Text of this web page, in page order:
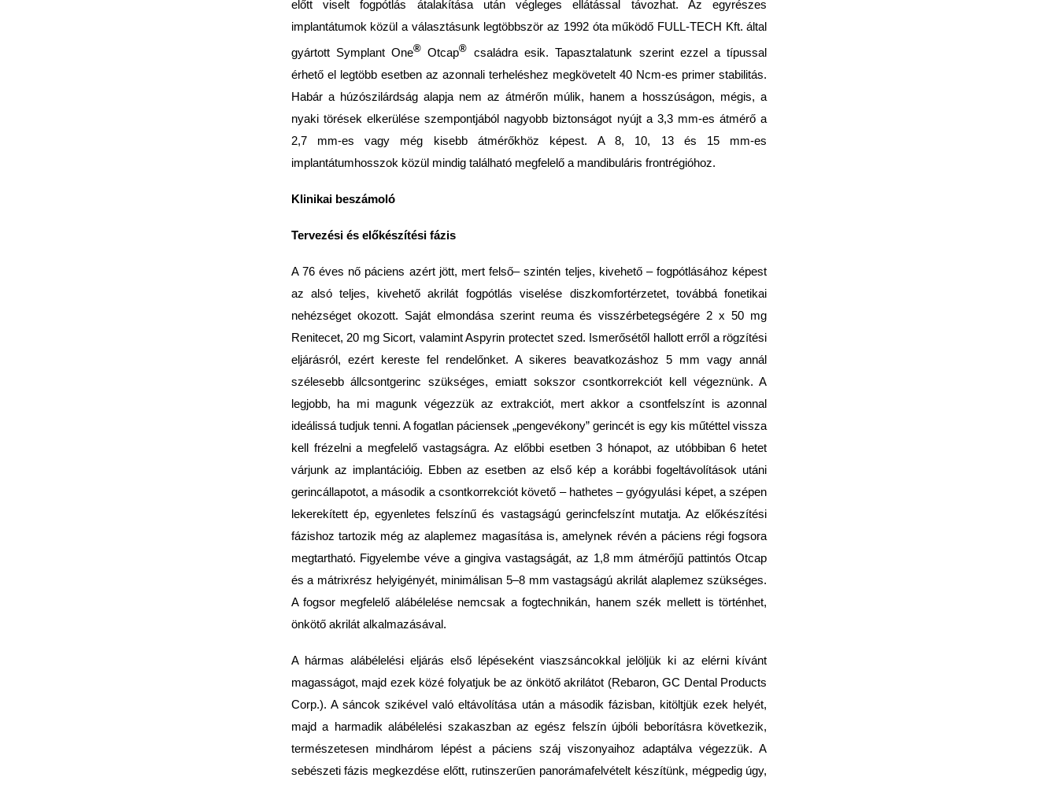
előtt viselt fogpótlás átalakítása után végleges ellátással távozhat. Az egyrészes
implantátumok közül a választásunk legtöbbször az 1992 óta működő FULL-TECH Kft. által
gyártott Symplant One® Otcap®
családra esik. Tapasztalatunk szerint ezzel a típussal
érhető el legtöbb esetben az azonnali terheléshez megkövetelt 40 Ncm-es primer stabilitás.
Habár a húzószilárdság alapja nem az átmérőn múlik, hanem a hosszúságon, mégis, a
nyaki törések elkerülése szempont­jából nagyobb biztonságot nyújt a 3,3 mm-es átmérő a
2,7 mm-es vagy még kisebb átmérőkhöz képest. A 8, 10, 13 és 15 mm-es
implantátumhosszok közül mindig található megfelelő a mandibuláris frontrégióhoz.
Klinikai beszámoló
Tervezési és előkészítési fázis
A 76 éves nő páciens azért jött, mert felső– szintén teljes, kivehető – fogpótlásához képest
az alsó teljes, kivehető akrilát fogpótlás viselése diszkomfortérzetet, továbbá fonetikai
nehézséget okozott. Saját elmondása szerint reuma és visszérbetegségére 2 x 50 mg
Renitecet, 20 mg Sicort, valamint Aspyrin protectet szed. Ismerősétől hallott erről a rögzítési
eljárásról, ezért kereste fel rendelőnket. A sikeres beavatkozáshoz 5 mm vagy annál
szélesebb állcsontgerinc szükséges, emiatt sokszor csontkorrekciót kell végeznünk. A
legjobb, ha mi magunk végezzük az extrakciót, mert akkor a csontfelszínt is azonnal
ideálissá tudjuk tenni. A fogatlan páciensek „pengevékony” gerincét is egy kis műtéttel vissza
kell frézelni a megfelelő vastagságra. Az előbbi esetben 3 hónapot, az utóbbiban 6 hetet
várjunk az implantációig. Ebben az esetben az első kép a korábbi fogeltávolítások utáni
gerincállapotot, a második a csontkorrekciót követő – hathetes – gyógyulási képet, a szépen
lekerekített ép, egyenletes felszínű és vastagságú gerincfelszínt mutatja. Az előkészítési
fázishoz tartozik még az alaplemez magasítása is, amelynek révén a páciens régi fogsora
megtartható. Figyelembe véve a gingiva vastagságát, az 1,8 mm átmérőjű pattintós Otcap
és a mátrixrész helyigényét, minimálisan 5–8 mm vastagságú akrilát alaplemez szükséges.
A fogsor megfelelő alábélelése nemcsak a fogtechnikán, hanem szék mellett is történhet,
önkötő akrilát alkalmazásával.
A hármas alábélelési eljárás első lépéseként viaszsáncokkal jelöljük ki az elérni kí­vánt
magasságot, majd ezek közé folyatjuk be az önkötő akrilátot (Rebaron, GC Dental Products
Corp.). A sáncok szikével való eltávolítása után a második fázisban, kitöltjük ezek helyét,
majd a harmadik alábélelési szakaszban az egész felszín újbóli beborításra következik,
természetesen mindhárom lépést a páciens száj viszonyaihoz adaptálva végezzük. A
sebészeti fázis megkezdése előtt, rutinszerűen panorámafelvételt készítünk, mégpedig úgy,